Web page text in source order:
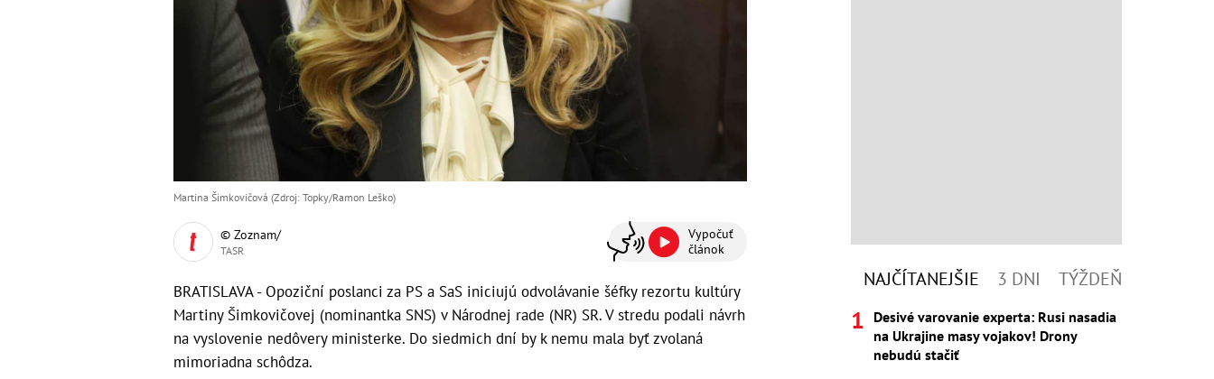
Martina Šimkovičová (Zdroj: Topky/Ramon Leško)
© Zoznam/
TASR
Vypočuť
článok
BRATISLAVA - Opoziční poslanci za PS a SaS iniciujú odvolávanie šéfky rezortu kultúry
Martiny Šimkovičovej (nominantka SNS) v Národnej rade (NR) SR. V stredu podali návrh
na vyslovenie nedôvery ministerke. Do siedmich dní by k nemu mala byť zvolaná
mimoriadna schôdza.
NAJČÍTANEJŠIE 3 DNI TÝŽDEŇ
Desivé varovanie experta: Rusi nasadia
na Ukrajine masy vojakov! Drony
nebudú stačiť